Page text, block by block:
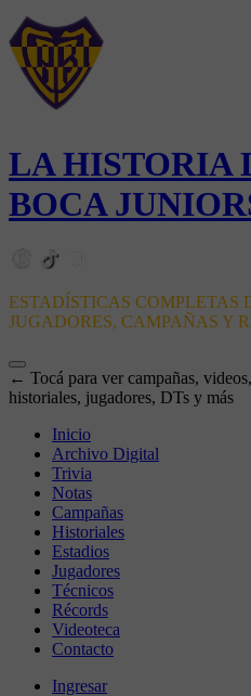
LA HISTORIA
BOCA
ESTADÍSTICAS COMPLETAS
JUGADORES, CAMPAÑAS Y
← Tocá para ver campañas, videos,
historiales, jugadores, DTs y más
Inicio
Archivo Digital
Trivia
Notas
Campañas
Historiales
Estadios
Jugadores
Técnicos
Récords
Videoteca
Contacto
Ingresar